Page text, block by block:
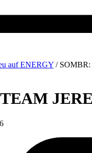
auf ENERGY /